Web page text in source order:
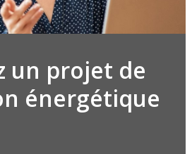
un projet de
énergétique